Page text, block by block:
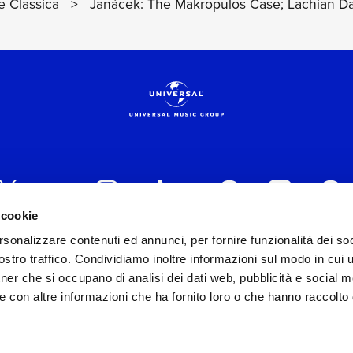
contenuti ed annunci, per fornire funzionalità dei
traffico. Condividiamo inoltre informazioni sul modo in cui
che si occupano di analisi dei dati web, pubblicità e social
con altre informazioni che ha fornito loro o che hanno raccolto
ITALIA s.r.l. (Società con unico socio) | Via Nervesa,
Iscritta al REA di Milano con il numero 966135 in
Capitale sociale Euro 2.000.000 interamente versato.
practices in tema di corporate compliance ed al fine di
di gestione e organizzazione ex d.lgs. 231/2001 e